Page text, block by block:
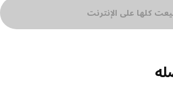
كلها على الإنترنت